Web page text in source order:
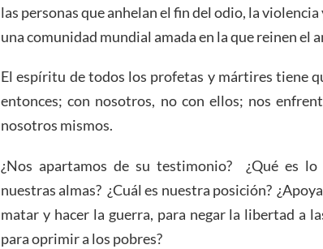
las personas que anhelan el fin del odio, la
una comunidad mundial amada en la que reinen el
El espíritu de todos los profetas y mártires tiene
entonces; con nosotros, no con ellos; nos
nosotros mismos.
¿Nos apartamos de su testimonio? ¿Qué es lo
nuestras almas? ¿Cuál es nuestra posición?
matar y hacer la guerra, para negar la libertad a
para oprimir a los pobres?